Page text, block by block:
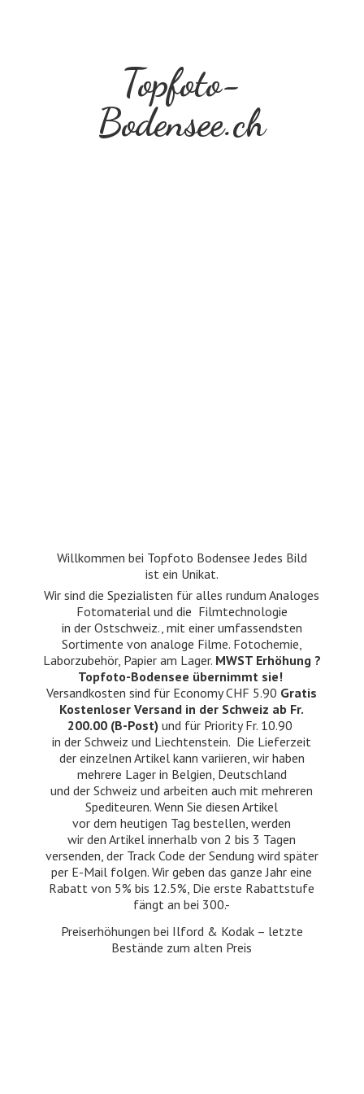
Topfoto-
Bodensee.ch
Willkommen bei Topfoto Bodensee Jedes Bild
ist ein Unikat.
Wir sind die Spezialisten für alles rundum Analoges
Fotomaterial und die Filmtechnologie
in der Ostschweiz., mit einer umfassendsten
Sortimente von analoge Filme. Fotochemie,
Laborzubehör, Papier am Lager. MWST Erhöhung ?
Topfoto-Bodensee übernimmt sie!
Versandkosten sind für Economy CHF 5.90 Gratis
Kostenloser Versand in der Schweiz ab Fr.
200.00 (B-Post) und für Priority Fr. 10.90
in der Schweiz und Liechtenstein. Die Lieferzeit
der einzelnen Artikel kann variieren, wir haben
mehrere Lager in Belgien, Deutschland
und der Schweiz und arbeiten auch mit mehreren
Spediteuren. Wenn Sie diesen Artikel
vor dem heutigen Tag bestellen, werden
wir den Artikel innerhalb von 2 bis 3 Tagen
versenden, der Track Code der Sendung wird später
per E-Mail folgen. Wir geben das ganze Jahr eine
Rabatt von 5% bis 12.5%, Die erste Rabattstufe
fängt an bei 300.-
Preiserhöhungen bei Ilford & Kodak – letzte
Bestände zumalten Preis